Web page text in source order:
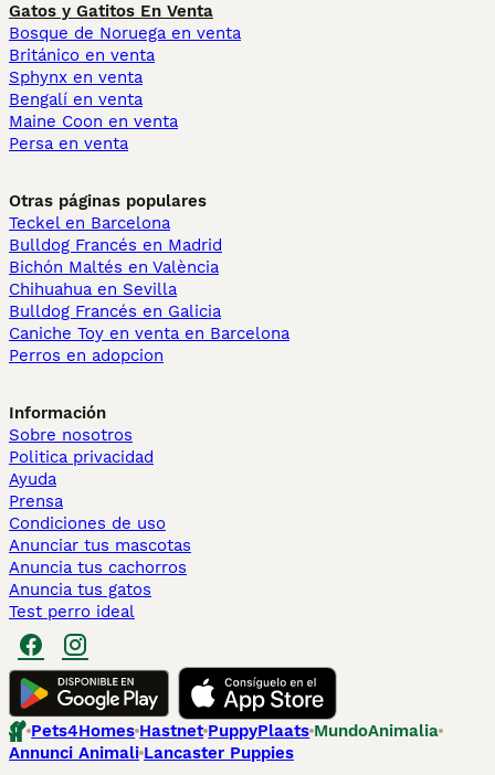
Gatos y Gatitos En Venta
Bosque de Noruega en venta
Británico en venta
Sphynx en venta
Bengalí en venta
Maine Coon en venta
Persa en venta
Otras páginas populares
Teckel en Barcelona
Bulldog Francés en Madrid
Bichón Maltés en València
Chihuahua en Sevilla
Bulldog Francés en Galicia
Caniche Toy en venta en Barcelona
Perros en adopcion
Información
Sobre nosotros
Politica privacidad
Ayuda
Prensa
Condiciones de uso
Anunciar tus mascotas
Anuncia tus cachorros
Anuncia tus gatos
Test perro ideal
Pets4Homes Hastnet PuppyPlaats MundoAnimalia
Annunci Animali Lancaster Puppies